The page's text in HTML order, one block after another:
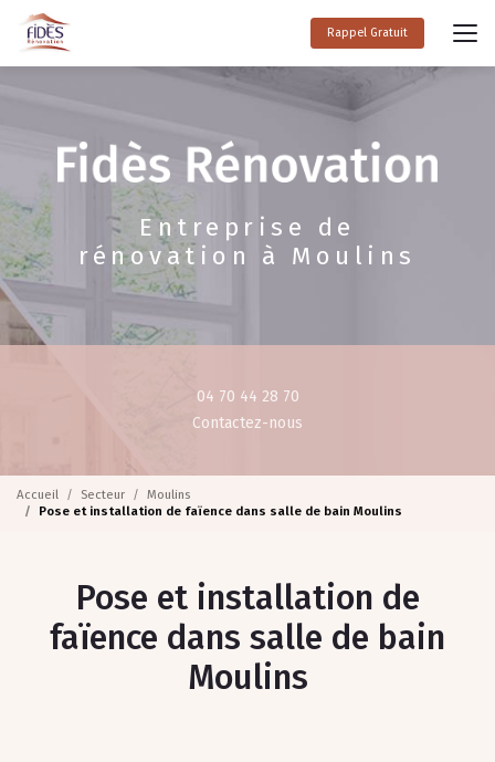
Aller
contenu
Rappel Gratuit
Entreprise de
rénovation à Moulins
04 70 44 28 70
Contactez-nous
Accueil Secteur
Moulins
Pose et installation de faïence dans salle de bain Moulins
Pose et installation de
faïence dans salle de bain
Moulins